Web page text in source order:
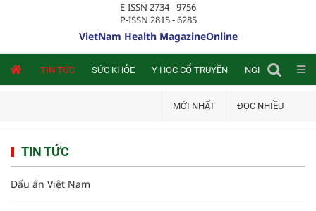
E-ISSN 2734 - 9756
P-ISSN 2815 - 6285
VietNam Health MagazineOnline
TIN TỨC SỨC KHỎE Y HỌC CỔ TRUYỀN NGHIÊN CỨU
MỚI NHẤT ĐỌC NHIỀU
TIN TỨC
Dấu ấn Việt Nam